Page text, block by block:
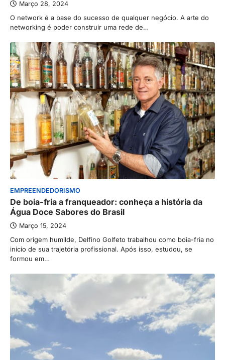
Março 28, 2024
O network é a base do sucesso de qualquer negócio. A arte do
networking é poder construir uma rede de…
EMPREENDEDORISMO
De boia-fria a franqueador: conheça a história da
Água Doce Sabores do Brasil
Março 15, 2024
Com origem humilde, Delfino Golfeto trabalhou como boia-fria no
início de sua trajetória profissional. Após isso, estudou, se
formou em…